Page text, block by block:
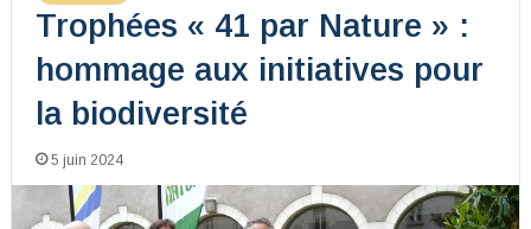
Trophées « 41 par Nature » :
hommage aux initiatives pour
la biodiversité
5 juin 2024